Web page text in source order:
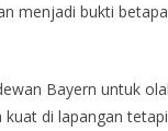
menjadi bukti
Bayern untuk
di lapangan